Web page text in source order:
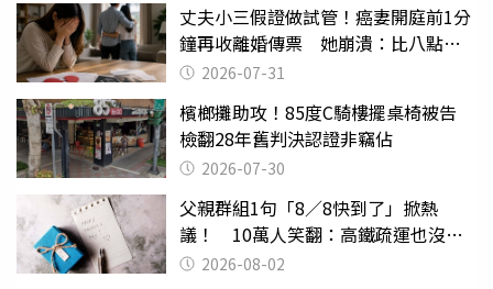
丈夫小三假證做試管！癌妻開庭前1分
鐘再收離婚傳票 她崩潰：比八點檔
還扯2026-07-31
檳榔攤助攻！85度C騎樓擺桌椅被告
檢翻28年舊判決認證非竊佔
2026-07-30
父親群組1句「8／8快到了」掀熱
議！ 10萬人笑翻：高鐵疏運也沒列
父親節
2026-08-02